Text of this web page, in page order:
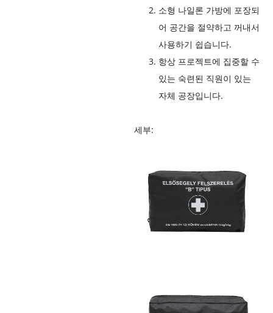
소형 나일론 가방에 포장되
어 공간을 절약하고 꺼내서
사용하기 쉽습니다.
항상 프로젝트에 집중할 수
있는 숙련된 직원이 있는
자체 공장입니다.
세부: